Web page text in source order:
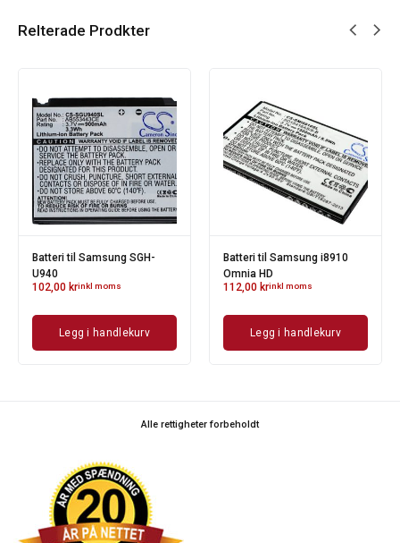
Relterade Prodkter
Batteri til Samsung SGH-
U940
102,00 krinkl moms
Legg i handlekurv
Batteri til Samsung i8910
Omnia HD
112,00 krinkl moms
Legg i handlekurv
Alle rettigheter forbeholdt